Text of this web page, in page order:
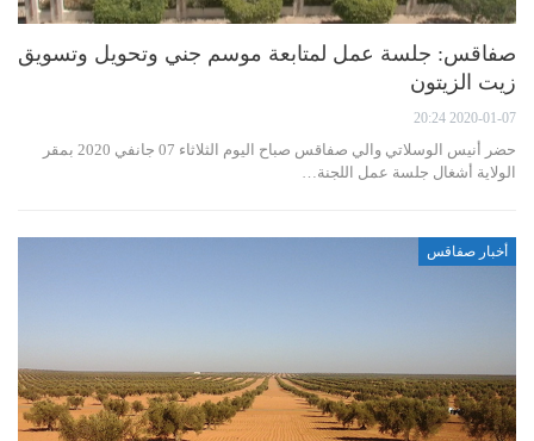
صفاقس: جلسة عمل لمتابعة موسم جني وتحويل وتسويق
زيت الزيتون
2020-01-07 20:24
حضر أنيس الوسلاتي والي صفاقس صباح اليوم الثلاثاء 07 جانفي 2020 بمقر
الولاية أشغال جلسة عمل اللجنة…
أخبار صفاقس